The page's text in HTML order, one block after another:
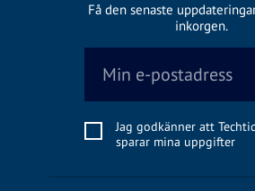
Få den senaste
inkorgen.
Jag godkänner att
sparar mina uppgifter